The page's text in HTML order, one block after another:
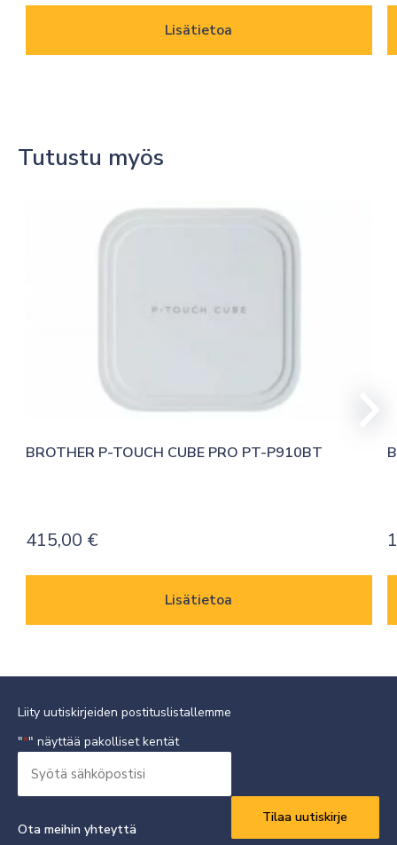
Lisätietoa
Tutustu myös
BROTHER P-TOUCH CUBE PRO PT-P910BT
415,00 €
Lisätietoa
Liity uutiskirjeiden postituslistallemme
"*" näyttää pakolliset kentät
sähköpostisi
Ota meihin yhteyttä